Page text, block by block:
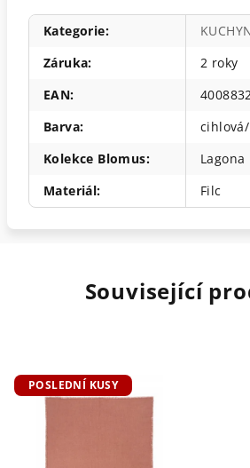
Kategorie:
Záruka:
2 roky
EAN:
Barva:
Kolekce Blomus:
Lagona
Materiál: Filc
Související
POSLEDNÍ KUSY